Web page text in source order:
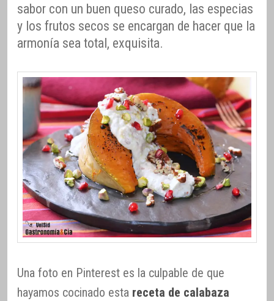
sabor con un buen queso curado, las especias
y los frutos secos se encargan de hacer que la
armonía sea total, exquisita.
Una foto en Pinterest es la culpable de que
hayamos cocinado esta receta de calabaza